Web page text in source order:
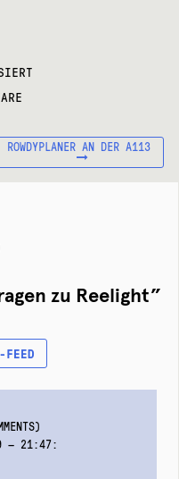
NÄCHSTER
BEITRAG:
ROWDYPLANER AN DER A113
zu Reelight”
FEED
— 21:47: